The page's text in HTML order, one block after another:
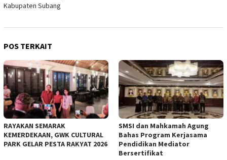
Kabupaten Subang
POS TERKAIT
RAYAKAN SEMARAK
KEMERDEKAAN, GWK CULTURAL
PARK GELAR PESTA RAKYAT 2026
SMSI dan Mahkamah Agung
Bahas Program Kerjasama
Pendidikan Mediator
Bersertifikat